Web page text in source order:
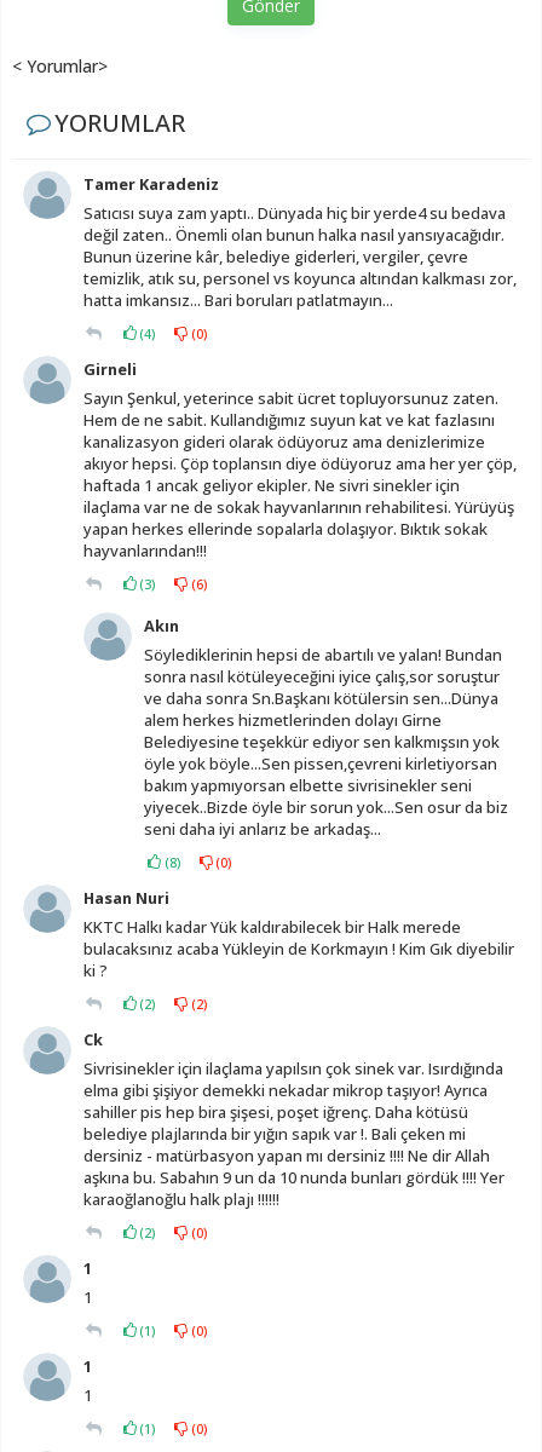
Gönder
< Yorumlar>
YORUMLAR
Tamer Karadeniz
Satıcısı suya zam yaptı.. Dünyada hiç bir yerde4 su bedava
değil zaten.. Önemli olan bunun halka nasıl yansıyacağıdır.
Bunun üzerine kâr, belediye giderleri, vergiler, çevre
temizlik, atık su, personel vs koyunca altından kalkması zor,
hatta imkansız... Bari boruları patlatmayın...
(4) (0)
Girneli
Sayın Şenkul, yeterince sabit ücret topluyorsunuz zaten.
Hem de ne sabit. Kullandığımız suyun kat ve kat fazlasını
kanalizasyon gideri olarak ödüyoruz ama denizlerimize
akıyor hepsi. Çöp toplansın diye ödüyoruz ama her yer çöp,
haftada 1 ancak geliyor ekipler. Ne sivri sinekler için
ilaçlama var ne de sokak hayvanlarının rehabilitesi. Yürüyüş
yapan herkes ellerinde sopalarla dolaşıyor. Bıktık sokak
hayvanlarından!!!
(3) (6)
Akın
Söylediklerinin hepsi de abartılı ve yalan! Bundan
sonra nasıl kötüleyeceğini iyice çalış,sor soruştur
ve daha sonra Sn.Başkanı kötülersin sen...Dünya
alem herkes hizmetlerinden dolayı Girne
Belediyesine teşekkür ediyor sen kalkmışsın yok
öyle yok böyle...Sen pissen,çevreni kirletiyorsan
bakım yapmıyorsan elbette sivrisinekler seni
yiyecek..Bizde öyle bir sorun yok...Sen osur da biz
seni daha iyi anlarız be arkadaş...
(8) (0)
Hasan Nuri
KKTC Halkı kadar Yük kaldırabilecek bir Halk merede
bulacaksınız acaba Yükleyin de Korkmayın ! Kim Gık diyebilir
ki ?
(2) (2)
Ck
Sivrisinekler için ilaçlama yapılsın çok sinek var. Isırdığında
elma gibi şişiyor demekki nekadar mikrop taşıyor! Ayrıca
sahiller pis hep bira şişesi, poşet iğrenç. Daha kötüsü
belediye plajlarında bir yığın sapık var !. Bali çeken mi
dersiniz - matürbasyon yapan mı dersiniz !!!! Ne dir Allah
aşkına bu. Sabahın 9 un da 10 nunda bunları gördük !!!! Yer
karaoğlanoğlu halk plajı !!!!!!
(2) (0)
1
1
(1) (0)
1
1
(1) (0)